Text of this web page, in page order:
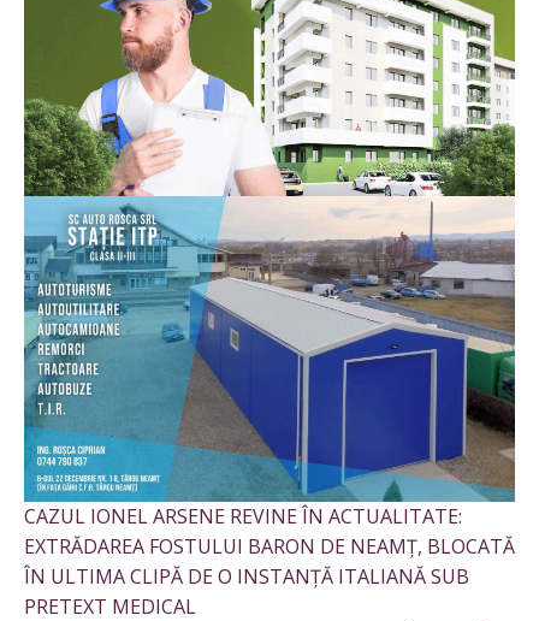
CAZUL IONEL ARSENE REVINE ÎN ACTUALITATE:
EXTRĂDAREA FOSTULUI BARON DE NEAMȚ, BLOCATĂ
ÎN ULTIMA CLIPĂ DE O INSTANȚĂ ITALIANĂ SUB
PRETEXT MEDICAL